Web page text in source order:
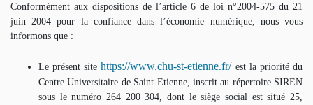
Conformément aux dispositions de l’article 6 de loi n°2004-575 du 21
juin 2004 pour la confiance dans l’économie numérique, nous vous
informons que :
Le présent sitehttps://www.chu-st-etienne.fr/est la priorité du
Centre Universitaire de Saint-Etienne, inscrit au répertoire SIREN
sous le numéro 264 200 304, dont le siège social est situé 25,